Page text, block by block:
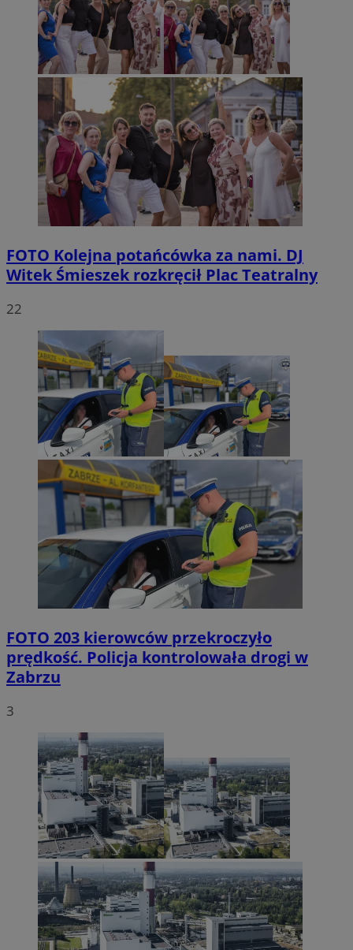
FOTO Kolejna potańcówka za nami. DJ
Witek Śmieszek rozkręcił Plac Teatralny
22
FOTO 203 kierowców przekroczyło
prędkość. Policja kontrolowała drogi w
Zabrzu
3